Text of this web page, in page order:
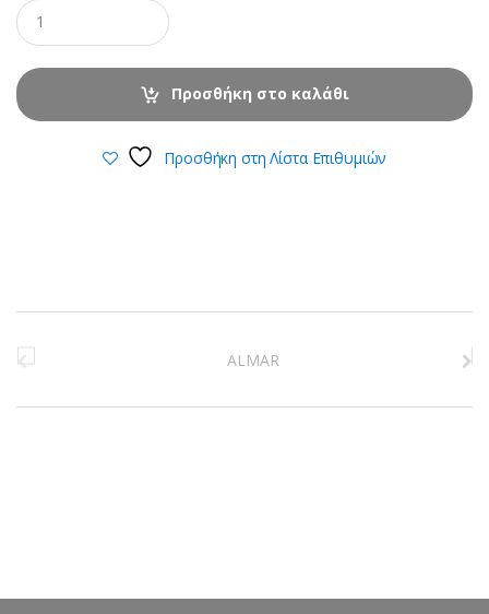
Προσθήκη στο καλάθι
Προσθήκη στη Λίστα Επιθυμιών
C